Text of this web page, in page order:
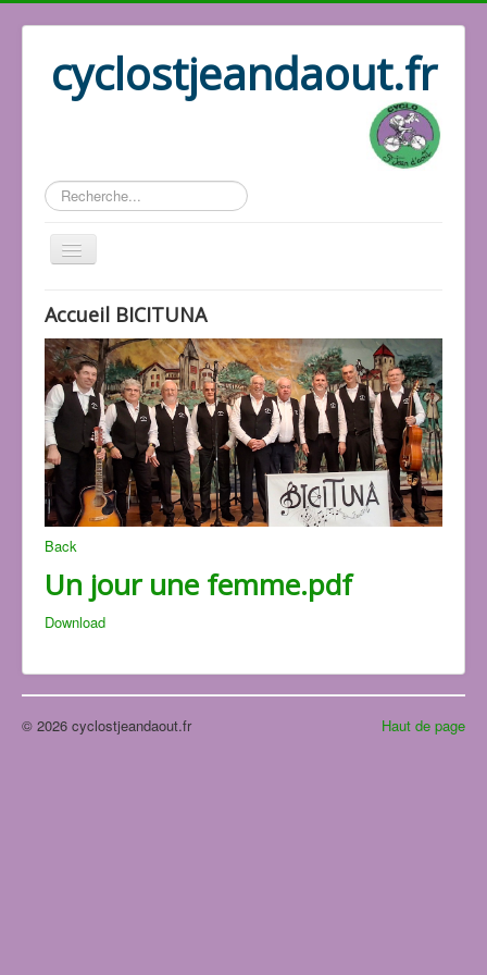
cyclostjeandaout.fr
Rechercher
Association
Les responsables
Les photos
Les vidéos
Le répertoire
Les activités
Accueil Cyclo
Accueil BICITUNA
Back
Un jour une femme.pdf
Download
Haut de page
© 2026 cyclostjeandaout.fr